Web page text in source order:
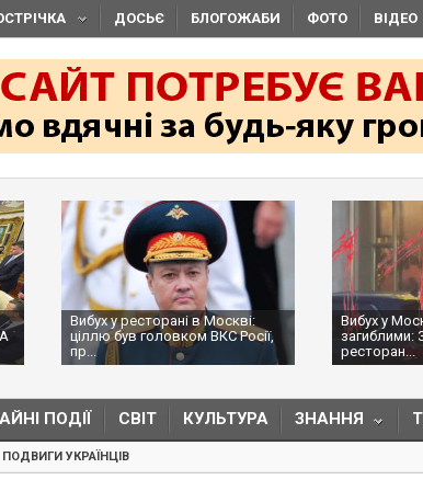
ДОСЬЄ БЛОГОЖАБИ ФОТО ВІДЕО
Вибух у ресторані в Москві:
ціллю був головком ВКС Росії,
пр...
Вибух у
загиблими:
ресторан...
ПОДІЇ СВІТ КУЛЬТУРА ЗНАННЯ
ПОДВИГИ УКРАЇНЦІВ